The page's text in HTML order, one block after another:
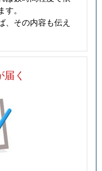
。
、その内容も伝え
く